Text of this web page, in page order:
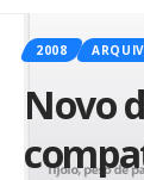
2008
Novo